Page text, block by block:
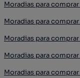
Moradias para
Moradias para
Moradias para
Moradias para
Moradias para